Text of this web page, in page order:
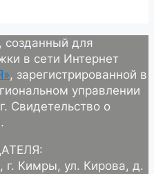
созданный для
в сети Интернет
, зарегистрированной в
управлении
Свидетельство о
г. Кимры, ул. Кирова, д.